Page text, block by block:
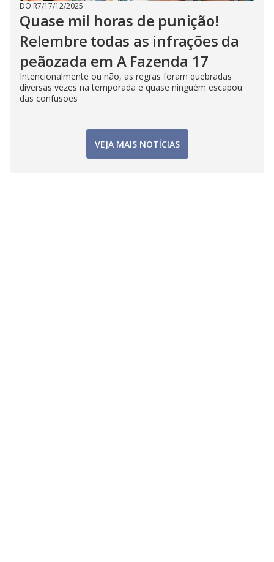
DO R7/17/12/2025
Quase mil horas de punição!
Relembre todas as infrações da
peãozada em A Fazenda 17
Intencionalmente ou não, as regras foram quebradas
diversas vezes na temporada e quase ninguém escapou
das confusões
VEJA MAIS NOTÍCIAS